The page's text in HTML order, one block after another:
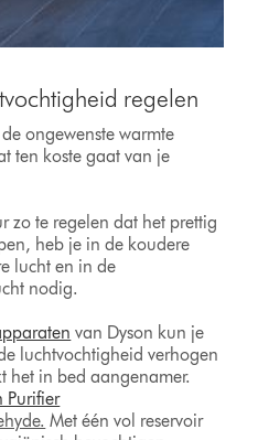
regelen
ongewenste warmte
ten koste gaat van je
zo te regelen dat het prettig
heb je in de koudere
lucht en in de
nodig.
van Dyson kun je
luchtvochtigheid verhogen
het in bed aangenamer.
Purifier
Met één vol reservoir